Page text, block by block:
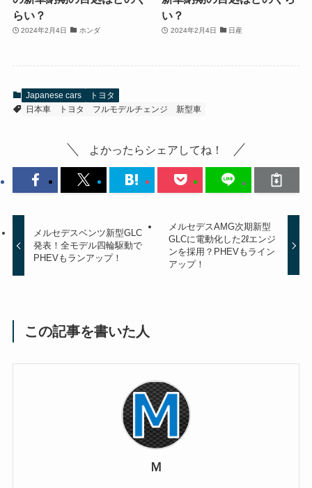
らい？
2024年2月4日 ホンダ
い？
2024年2月4日 日産
Japanese cars
トヨタ
日本車
トヨタ フルモデルチェンジ 新型車
よかったらシェアしてね！
メルセデスベンツ新型GLC
発表！全モデル四輪駆動で
PHEVもランアップ！
メルセデスAMG次期新型
GLCに電動化した2ℓエンジ
ンを採用？PHEVもライン
アップ！
この記事を書いた人
Ｍ